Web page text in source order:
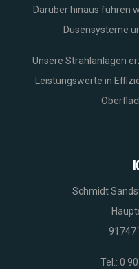
Darüber hinaus führen
Düsensysteme
Unsere Strahlanlagen
Leistungswerte in
Schmidt
91747
Tel.: 0